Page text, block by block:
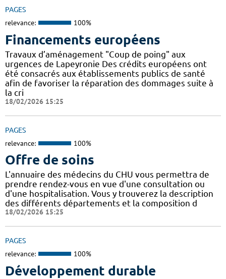
PAGES
relevance: 100%
Financements européens
Travaux d’aménagement "Coup de poing" aux
urgences de Lapeyronie Des crédits européens ont
été consacrés aux établissements publics de santé
afin de favoriser la réparation des dommages suite à
la cri
18/02/2026 15:25
PAGES
relevance: 100%
Offre de soins
L'annuaire des médecins du CHU vous permettra de
prendre rendez-vous en vue d'une consultation ou
d'une hospitalisation. Vous y trouverez la description
des différents départements et la composition d
18/02/2026 15:25
PAGES
relevance: 100%
Développement durable